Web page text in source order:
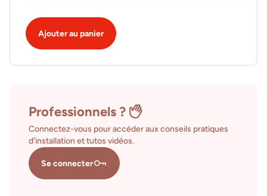
Ajouter au panier
Professionnels ?
Connectez-vous pour accéder aux conseils pratiques
d'installation et tutos vidéos.
Se connecter